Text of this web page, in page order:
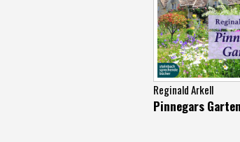
Reginald Arkell
Pinnegars Garten